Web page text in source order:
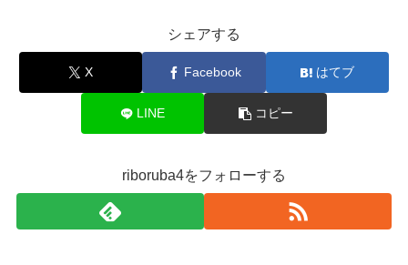
シェアする
X Facebook はてブ
LINE コピー
riboruba4をフォローする